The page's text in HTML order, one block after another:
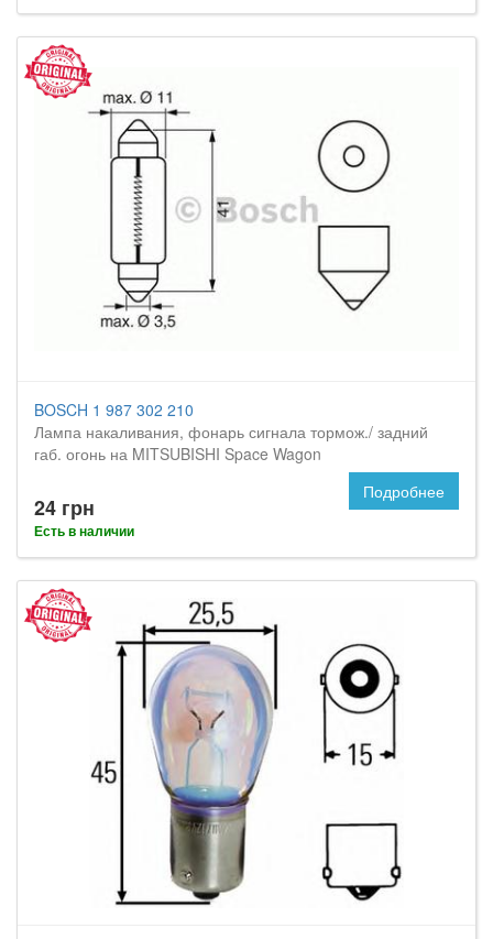
BOSCH 1 987 302 210
Лампа накаливания, фонарь сигнала тормож./ задний
габ. огонь на MITSUBISHI Space Wagon
24 грн
Есть в наличии
Подробнее